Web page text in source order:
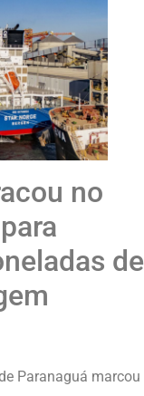
no
de
Paranaguá marcou